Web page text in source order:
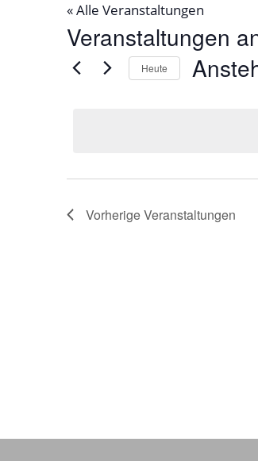
« Alle Veranstaltungen
Veranstaltungen
Heute
VorherigeVeranstaltungen